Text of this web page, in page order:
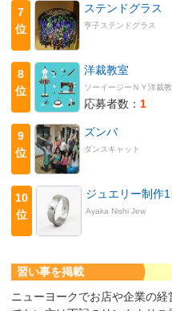
7
位
ステンドグラス
亨子ステンドグラス
8
位
洋裁教室
ソーイージーＮＹ洋裁
応募者数： 1
9
位
ズンバ
ダンスキャット
10
位
ジュエリー制作
Ayaka Nishi Jew
習い事を掲載
ニューヨークでお店や企業の